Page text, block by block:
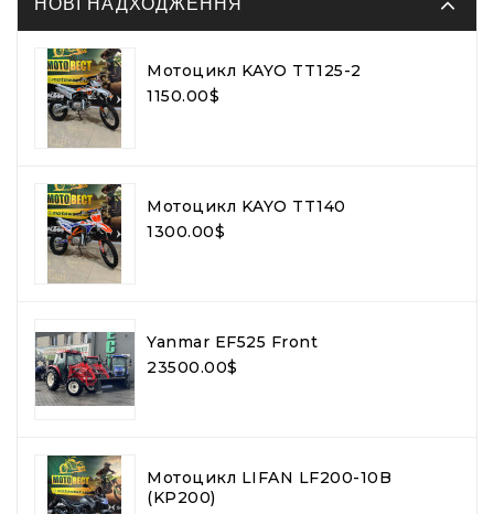
Мотоцикл KAYO TT125-2
1150.00$
Мотоцикл KAYO TT140
1300.00$
Yanmar EF525 Front
23500.00$
Мотоцикл LIFAN LF200-10B
(KP200)